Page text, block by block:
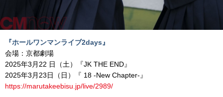
『ホールワンマンライブ2days』
会場：京都劇場
2025年3月22 日（土）『JK THE END』
2025年3月23日（日）『 18 -New Chapter-』
https://marutakeebisu.jp/live/2989/